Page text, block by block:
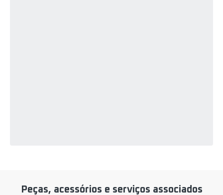
Peças, acessórios e serviços associados